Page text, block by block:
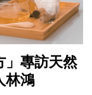
」專訪天然
林鴻